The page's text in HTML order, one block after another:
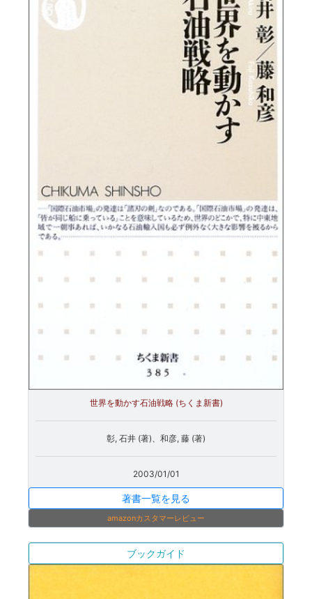
世界を動かす石油戦略 (ちくま新書)
彰, 石井 (著)、和彦, 藤 (著)
2003/01/01
著書一覧を見る
amazonカスタマーレビュー
ブックガイド